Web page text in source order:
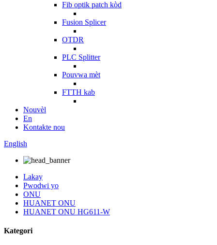
Fib optik patch kòd
Fusion Splicer
OTDR
PLC Splitter
Pouvwa mèt
FTTH kab
Nouvèl
En
Kontakte nou
English
Lakay
Pwodwi yo
ONU
HUANET ONU
HUANET ONU HG611-W
Kategori